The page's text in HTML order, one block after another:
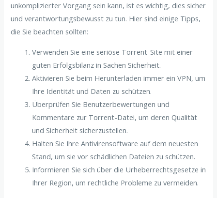
unkomplizierter Vorgang sein kann, ist es wichtig, dies sicher
und verantwortungsbewusst zu tun. Hier sind einige Tipps,
die Sie beachten sollten:
Verwenden Sie eine seriöse Torrent-Site mit einer
guten Erfolgsbilanz in Sachen Sicherheit.
Aktivieren Sie beim Herunterladen immer ein VPN, um
Ihre Identität und Daten zu schützen.
Überprüfen Sie Benutzerbewertungen und
Kommentare zur Torrent-Datei, um deren Qualität
und Sicherheit sicherzustellen.
Halten Sie Ihre Antivirensoftware auf dem neuesten
Stand, um sie vor schädlichen Dateien zu schützen.
Informieren Sie sich über die Urheberrechtsgesetze in
Ihrer Region, um rechtliche Probleme zu vermeiden.